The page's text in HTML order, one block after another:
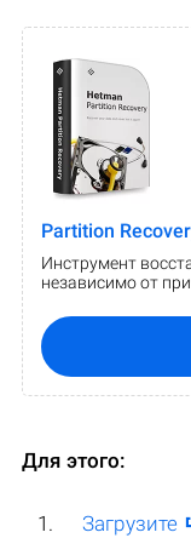
Partition
Инструмент
независимо от
Для этого:
Загрузите